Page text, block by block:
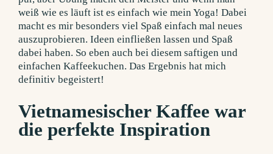
weiß wie es läuft ist es einfach wie mein Yoga!Dabei
macht es mir besonders viel Spaß einfach mal neues
auszuprobieren. Ideen einfließen lassen und Spaß
dabei haben. So eben auch bei diesem saftigen und
einfachen Kaffeekuchen. Das Ergebnis hat mich
definitiv begeistert!
Vietnamesischer Kaffee war
die perfekte Inspiration